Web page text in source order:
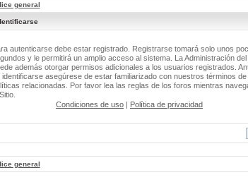
general
autenticarse debe estar registrado. Registrarse tomará solo unos
y le permitirá un amplio acceso al sistema. La Administración del
además otorgar permisos adicionales a los usuarios registrados.
identificarse asegúrese de estar familiarizado con nuestros términos
relacionadas. Por favor lea las reglas de los foros mientras
Condiciones de uso | Política de privacidad
general